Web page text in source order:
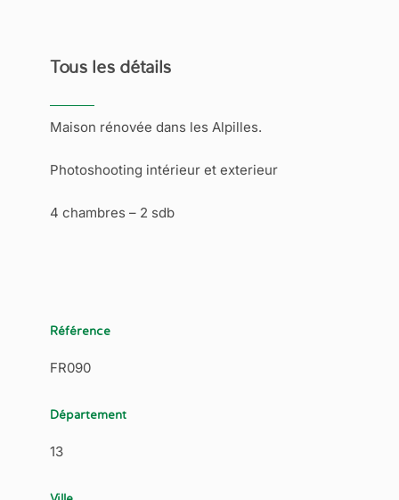
Tous les détails
Maison rénovée dans les Alpilles.
Photoshooting intérieur et exterieur
4 chambres – 2 sdb
Référence
FR090
Département
13